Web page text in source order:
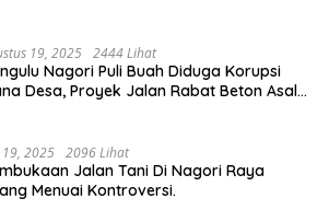
19, 2025 2444 Lihat
Nagori Puli Buah Diduga Korupsi
Desa, Proyek Jalan Rabat Beton Asal
19, 2025 2096 Lihat
Jalan Tani Di Nagori Raya
Menuai Kontroversi.